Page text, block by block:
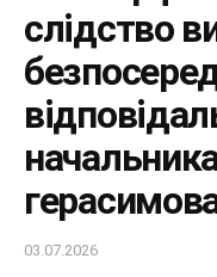
слідство
03.07.2026